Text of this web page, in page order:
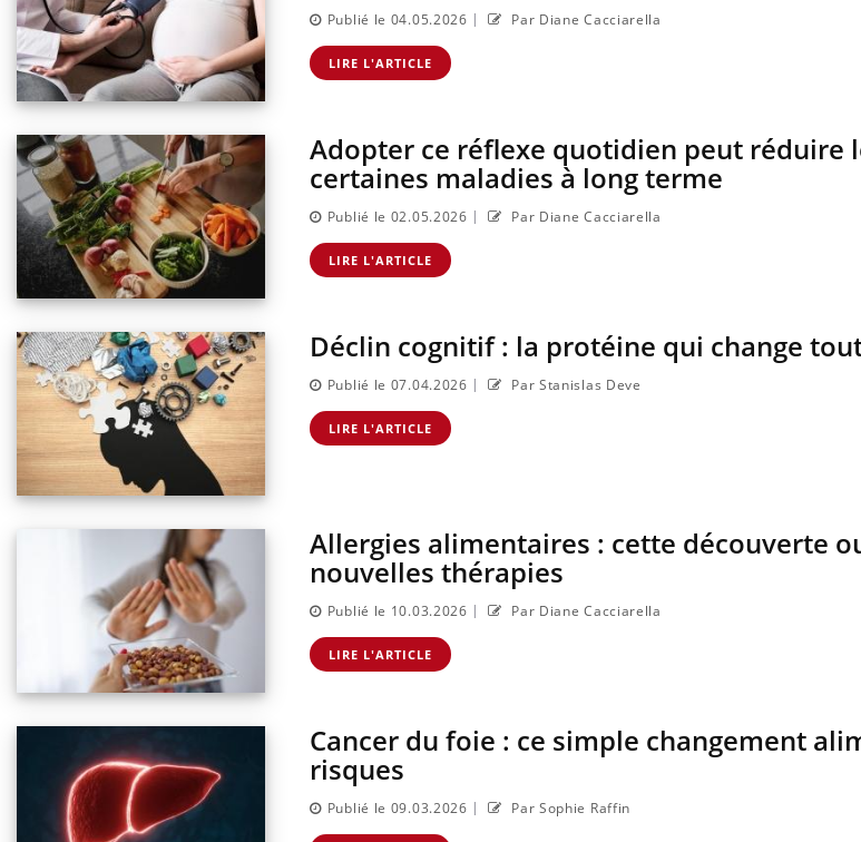
Publié le 04.05.2026 | Par Diane Cacciarella
LIRE L'ARTICLE
Adopter ce réflexe quotidien peut réduire
certaines maladies à long terme
Publié le 02.05.2026 | Par Diane Cacciarella
LIRE L'ARTICLE
Déclin cognitif : la protéine qui change
Publié le 07.04.2026 | Par Stanislas Deve
LIRE L'ARTICLE
Allergies alimentaires : cette découverte
nouvelles thérapies
Publié le 10.03.2026 | Par Diane Cacciarella
LIRE L'ARTICLE
Cancer du foie : ce simple changement
risques
Publié le 09.03.2026 | Par Sophie Raffin